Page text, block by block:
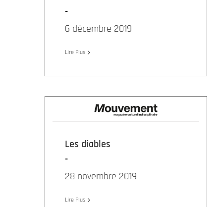
6 décembre 2019
Lire Plus
Les diables
28 novembre 2019
Lire Plus